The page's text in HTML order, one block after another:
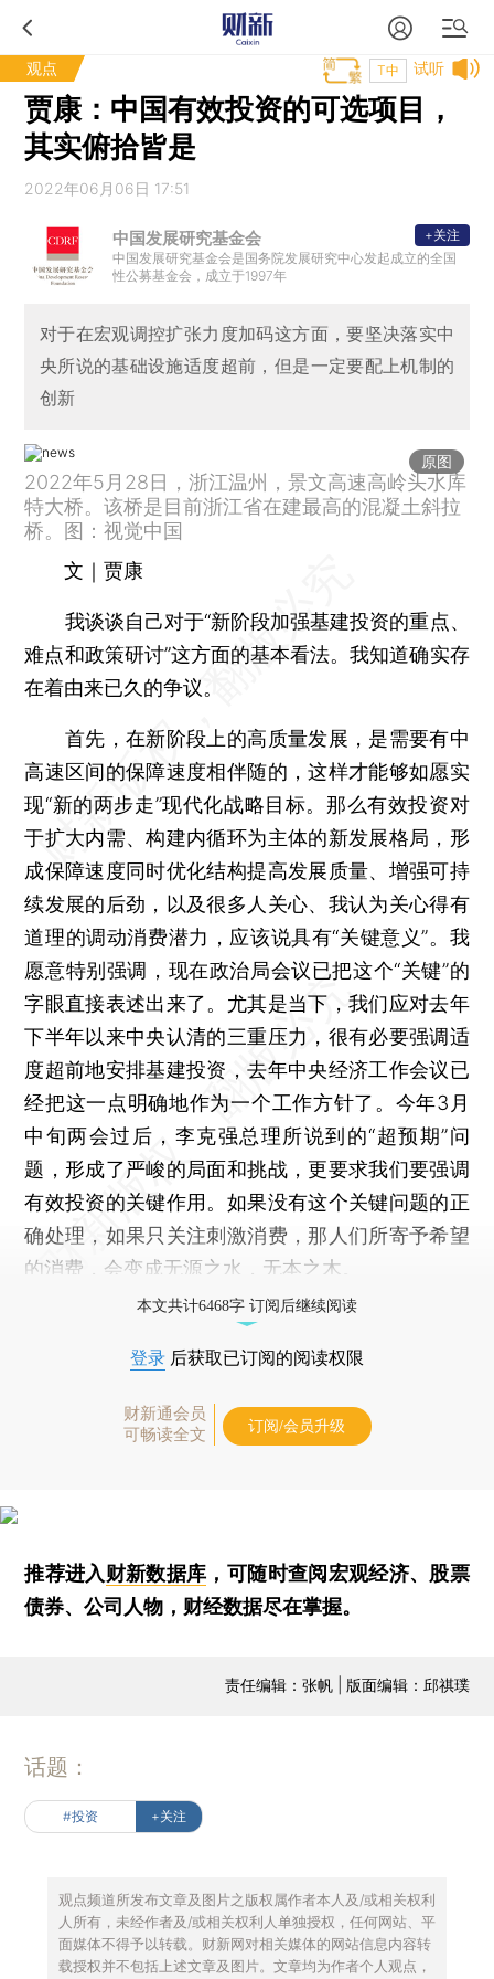
观点 试听
T中
贾康：中国有效投资的可选项目，
其实俯拾皆是
2022年06月06日 17:51
中国发展研究基金会
中国发展研究基金会是国务院发展研究中心发起成立的全国
性公募基金会，成立于1997年
+关注
对于在宏观调控扩张力度加码这方面，要坚决落实中
央所说的基础设施适度超前，但是一定要配上机制的
创新
原图
2022年5月28日，浙江温州，景文高速高岭头水库
特大桥。该桥是目前浙江省在建最高的混凝土斜拉
桥。图：视觉中国
文｜贾康
我谈谈自己对于“新阶段加强基建投资的重点、
难点和政策研讨”这方面的基本看法。我知道确实存
在着由来已久的争议。
首先，在新阶段上的高质量发展，是需要有中
高速区间的保障速度相伴随的，这样才能够如愿实
现“新的两步走”现代化战略目标。那么有效投资对
于扩大内需、构建内循环为主体的新发展格局，形
成保障速度同时优化结构提高发展质量、增强可持
续发展的后劲，以及很多人关心、我认为关心得有
道理的调动消费潜力，应该说具有“关键意义”。我
愿意特别强调，现在政治局会议已把这个“关键”的
字眼直接表述出来了。尤其是当下，我们应对去年
下半年以来中央认清的三重压力，很有必要强调适
度超前地安排基建投资，去年中央经济工作会议已
经把这一点明确地作为一个工作方针了。今年3月
中旬两会过后，李克强总理所说到的“超预期”问
题，形成了严峻的局面和挑战，更要求我们要强调
有效投资的关键作用。如果没有这个关键问题的正
确处理，如果只关注刺激消费，那人们所寄予希望
的消费，会变成无源之水，无本之木。
本文共计6468字 订阅后继续阅读
登录 后获取已订阅的阅读权限
财新通会员
可畅读全文
订阅/会员升级
推荐进入财新数据库 ，可随时查阅宏观经济、股票
债券、公司人物，财经数据尽在掌握。
责任编辑：张帆 | 版面编辑：邱祺璞
话题：
#投资 +关注
观点频道所发布文章及图片之版权属作者本人及/或相关权利
人所有，未经作者及/或相关权利人单独授权，任何网站、平
面媒体不得予以转载。财新网对相关媒体的网站信息内容转
载授权并不包括上述文章及图片。文章均为作者个人观点，